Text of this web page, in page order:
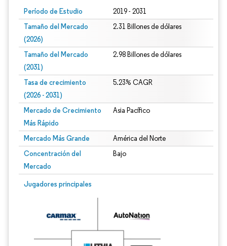
Período de Estudio 2019 - 2031
Tamaño del Mercado
(2026)
2.31 Billones de dólares
Tamaño del Mercado
(2031)
2.98 Billones de dólares
Tasa de crecimiento
(2026 - 2031)
5.23% CAGR
Mercado de Crecimiento
Más Rápido
Asia Pacífico
Mercado Más Grande América del Norte
Concentración del
Mercado
Bajo
Jugadores principales
Imagen © Mordor Intelligence. El uso requiere atribución según CC BY 4.0.